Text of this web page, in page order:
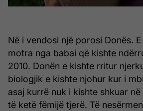
Në i vendosi një porosi Donës.
motra nga babai që kishte
2010. Donën e kishte rritur
biologjik e kishte njohur kur i
asaj kurrë nuk i kishte shkuar
të ketë fëmijë tjerë. Të